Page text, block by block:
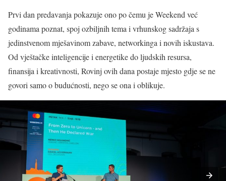
Prvi dan predavanja pokazuje ono po čemu je Weekend već
godinama poznat, spoj ozbiljnih tema i vrhunskog sadržaja s
jedinstvenom mješavinom zabave, networkinga i novih iskustava.
Od vještačke inteligencije i energetike do ljudskih resursa,
finansija i kreativnosti, Rovinj ovih dana postaje mjesto gdje se ne
govori samo o budućnosti, nego se ona i oblikuje.